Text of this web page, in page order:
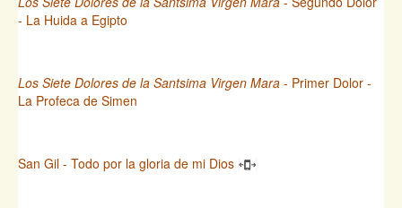
- La Huida a Egipto
Los Siete Dolores de la Santsima Virgen Mara - Primer Dolor -
La Profeca de Simen
San Gil - Todo por la gloria de mi Dios